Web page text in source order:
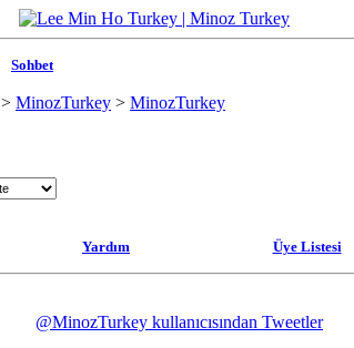
Sohbet
> MinozTurkey > MinozTurkey
Yardım Üye Listesi
@MinozTurkey kullanıcısından Tweetler